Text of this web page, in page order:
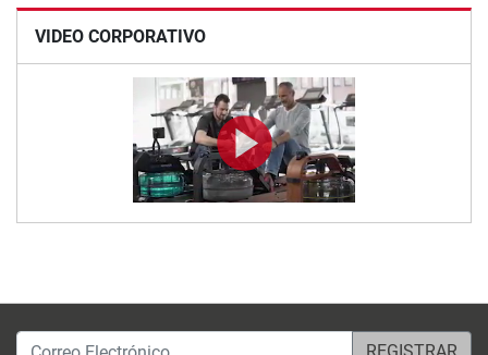
VIDEO CORPORATIVO
Correo Electrónico